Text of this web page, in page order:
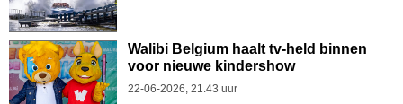
Walibi Belgium haalt tv-held binnen
voor nieuwe kindershow
22-06-2026, 21.43 uur